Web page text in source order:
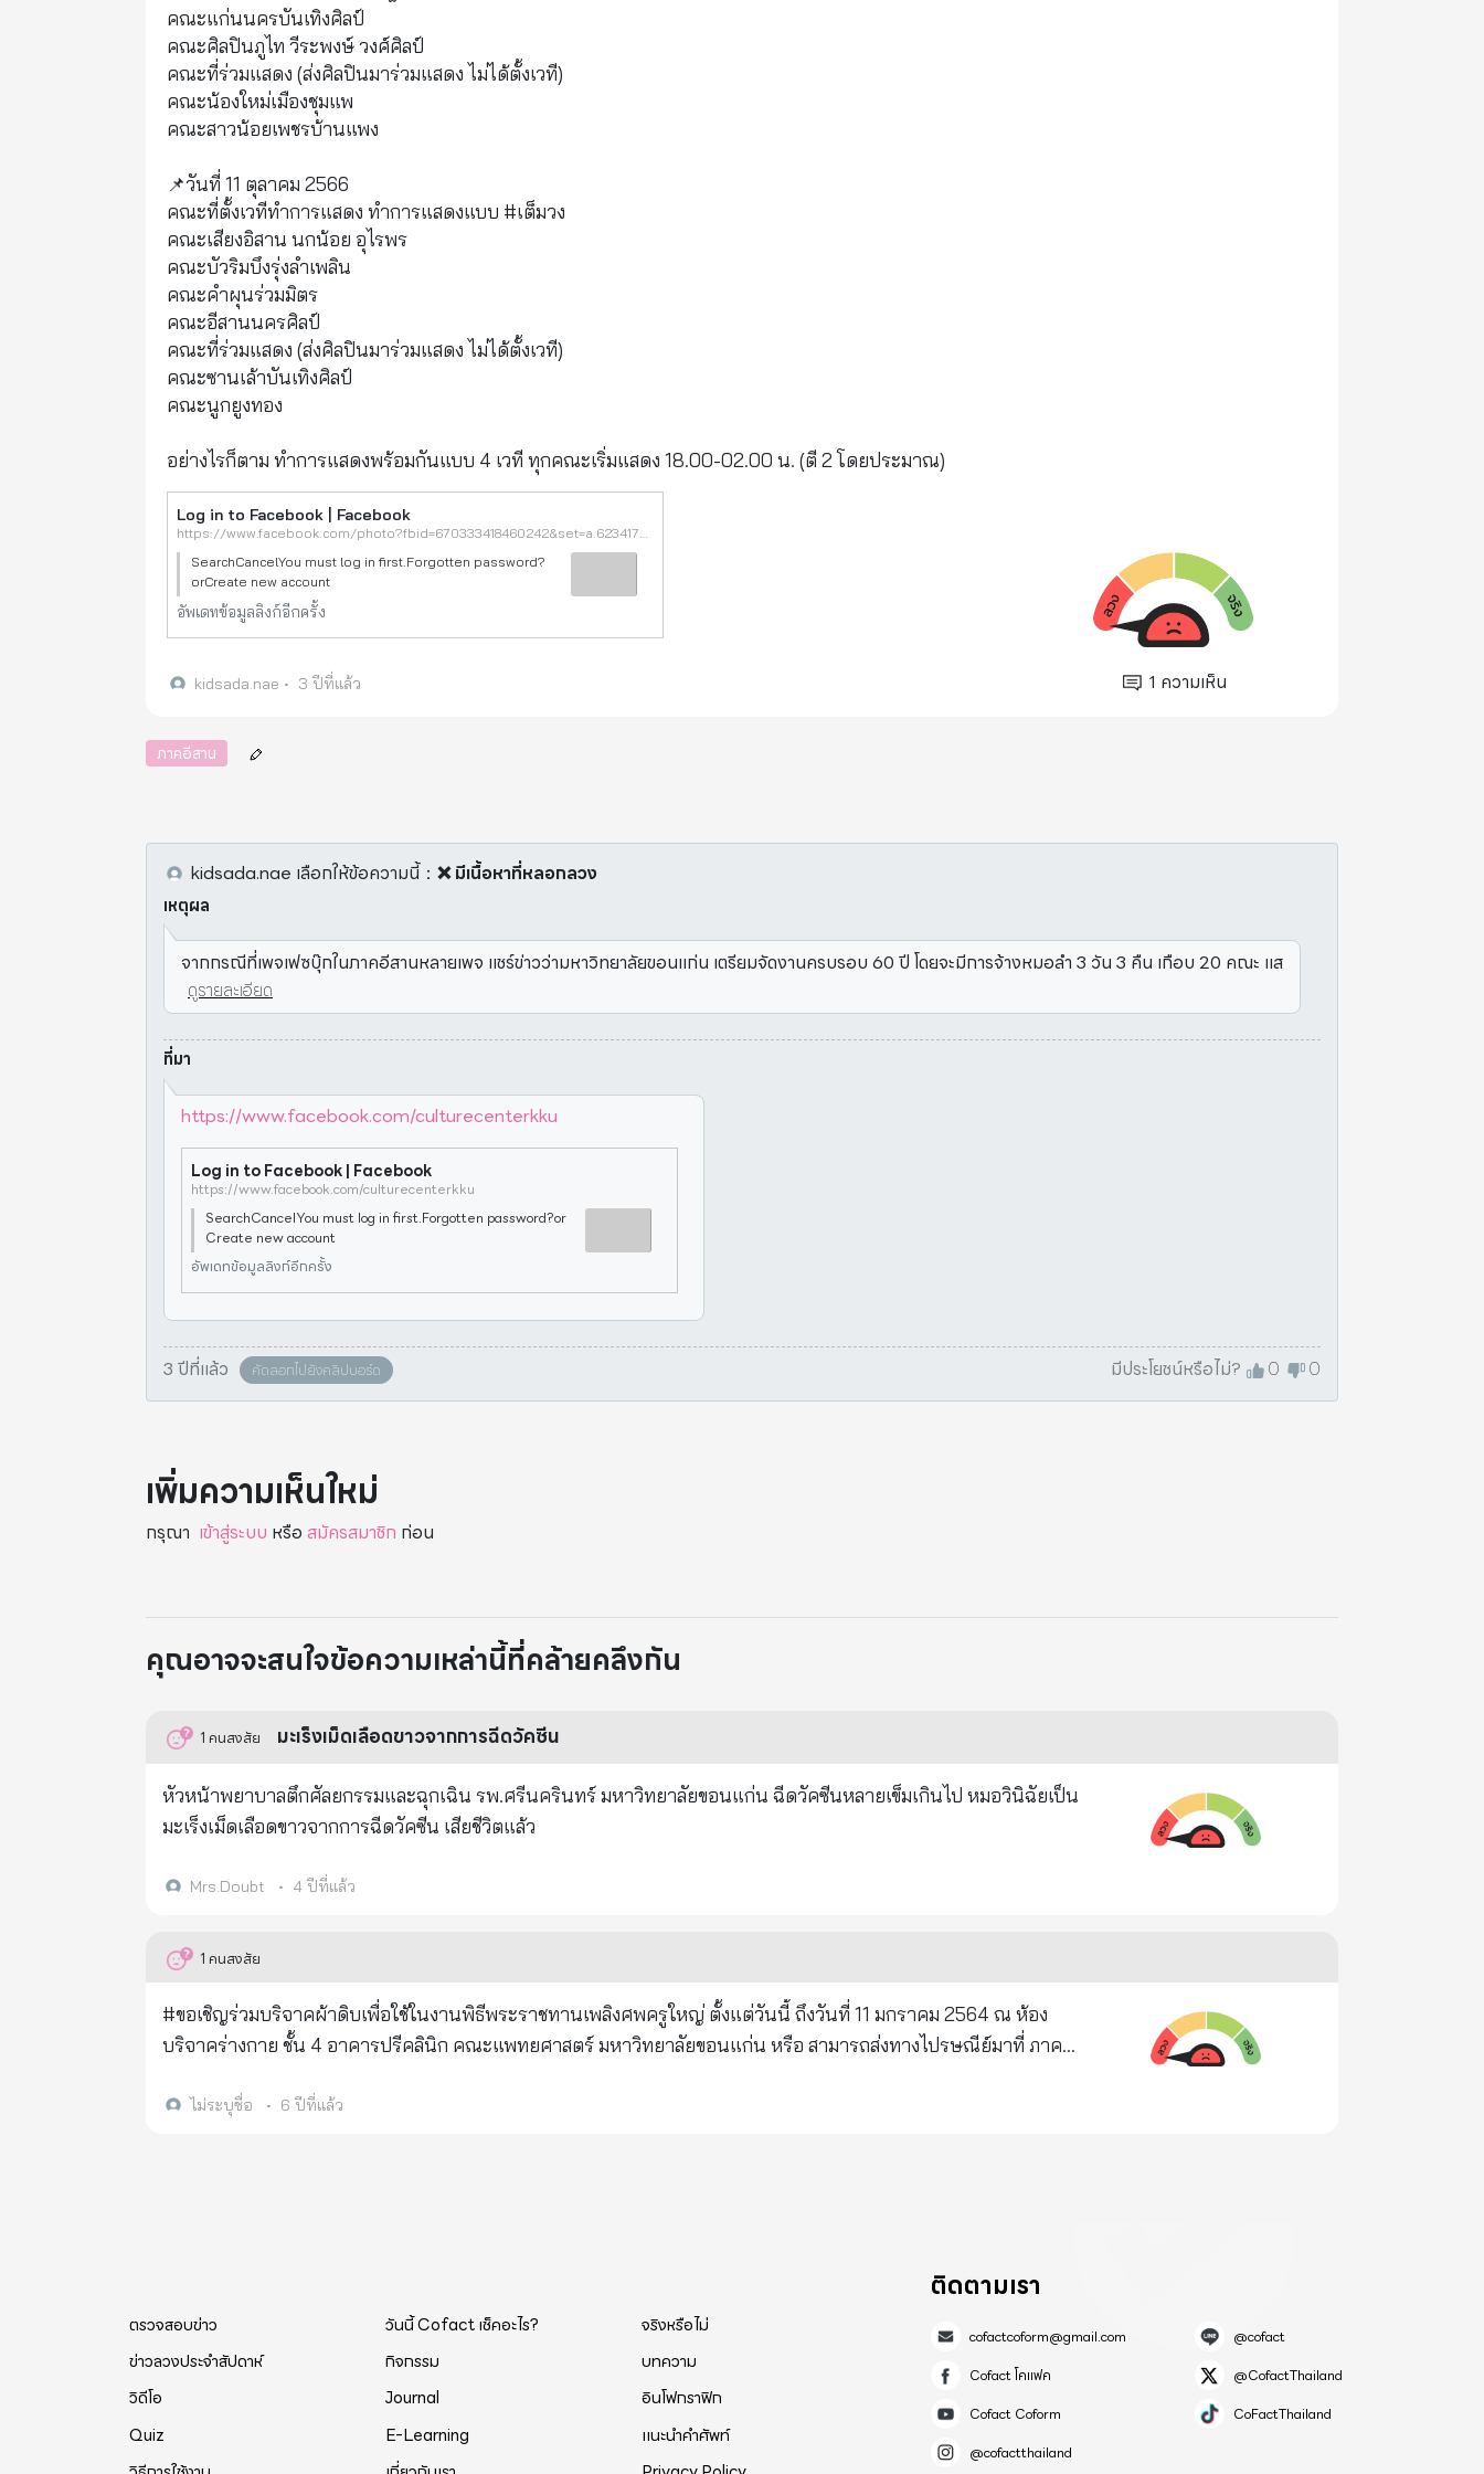
คณะแก่นนครบันเทิงศิลป์
คณะศิลปินภูไท วีระพงษ์ วงศ์ศิลป์
คณะที่ร่วมแสดง (ส่งศิลปินมาร่วมแสดง ไม่ได้ตั้งเวที)
คณะน้องใหม่เมืองชุมแพ
คณะสาวน้อยเพชรบ้านแพง
📌วันที่ 11 ตุลาคม 2566
คณะที่ตั้งเวทีทำการแสดง ทำการแสดงแบบ #เต็มวง
คณะเสียงอิสาน นกน้อย อุไรพร
คณะบัวริมบึงรุ่งลำเพลิน
คณะคำผุนร่วมมิตร
คณะอีสานนครศิลป์
คณะที่ร่วมแสดง (ส่งศิลปินมาร่วมแสดง ไม่ได้ตั้งเวที)
คณะซานเล้าบันเทิงศิลป์
คณะนูกยูงทอง
อย่างไรก็ตาม ทำการแสดงพร้อมกันแบบ 4 เวที ทุกคณะเริ่มแสดง 18.00-02.00 น. (ตี 2 โดยประมาณ)
Log in to Facebook | Facebook
https://www.facebook.com/photo?fbid=670333418460242&set=a.623417269818524
SearchCancelYou must log in first.Forgotten password?
orCreate new account
อัพเดทข้อมูลลิงก์อีกครั้ง
kidsada.nae • 3 ปีที่แล้ว 1 ความเห็น
ภาคอีสาน
kidsada.nae เลือกให้ข้อความนี้： ❌ มีเนื้อหาที่หลอกลวง
เหตุผล
จากกรณีที่เพจเฟซบุ๊กในภาคอีสานหลายเพจ แชร์ข่าวว่ามหาวิทยาลัยขอนแก่น เตรียมจัดงานครบรอบ 60 ปี โดยจะมีการจ้างหมอลำ 3 วัน 3 คืน เกือบ 20 คณะ แส
ดูรายละเอียด
ที่มา
https://www.facebook.com/culturecenterkku
Log in to Facebook | Facebook
https://www.facebook.com/culturecenterkku
SearchCancelYou must log in first.Forgotten password?or
Create new account
อัพเดทข้อมูลลิงก์อีกครั้ง
3 ปีที่แล้ว คัดลอกไปยังคลิปบอร์ด มีประโยชน์หรือไม่? 0 0
เพิ่มความเห็นใหม่
กรุณา เข้าสู่ระบบ หรือ สมัครสมาชิก ก่อน
คุณอาจจะสนใจข้อความเหล่านี้ที่คล้ายคลึงกัน
1 คนสงสัย มะเร็งเม็ดเลือดขาวจากการฉีดวัคซีน
หัวหน้าพยาบาลตึกศัลยกรรมและฉุกเฉิน รพ.ศรีนครินทร์ มหาวิทยาลัยขอนแก่น ฉีดวัคซีนหลายเข็มเกินไป หมอวินิฉัยเป็น
มะเร็งเม็ดเลือดขาวจากการฉีดวัคซีน เสียชีวิตแล้ว
Mrs.Doubt • 4 ปีที่แล้ว
1 คนสงสัย
#ขอเชิญร่วมบริจาคผ้าดิบเพื่อใช้ในงานพิธีพระราชทานเพลิงศพครูใหญ่ ตั้งแต่วันนี้ ถึงวันที่ 11 มกราคม 2564 ณ ห้อง
บริจาคร่างกาย ชั้น 4 อาคารปรีคลินิก คณะแพทยศาสตร์ มหาวิทยาลัยขอนแก่น หรือ สามารถส่งทางไปรษณีย์มาที่ ภาค
ไม่ระบุชื่อ • 6 ปีที่แล้ว
ตรวจสอบข่าว วันนี้ Cofact เช็คอะไร?
จริงหรือไม่
ข่าวลวงประจำสัปดาห์
กิจกรรม
บทความ
วิดีโอ
Journal
อินโฟกราฟิก
Quiz
E-Learning
แนะนำคำศัพท์
ติดตามเรา
cofactcoform@gmail.com
@cofact
Cofact โคแฟค
@CofactThailand
Cofact Coform
CoFactThailand
@cofactthailand